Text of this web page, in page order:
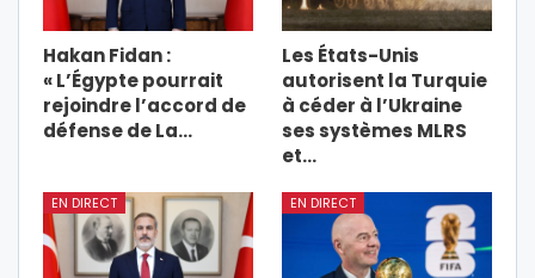
Hakan Fidan :
« L’Égypte pourrait
rejoindre l’accord de
défense de La…
Les États-Unis
autorisent la Turquie
à céder à l’Ukraine
ses systèmes MLRS
et…
EN DIRECT EN DIRECT